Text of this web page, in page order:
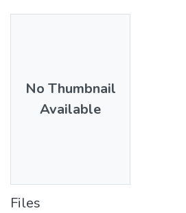
No Thumbnail
Available
Files